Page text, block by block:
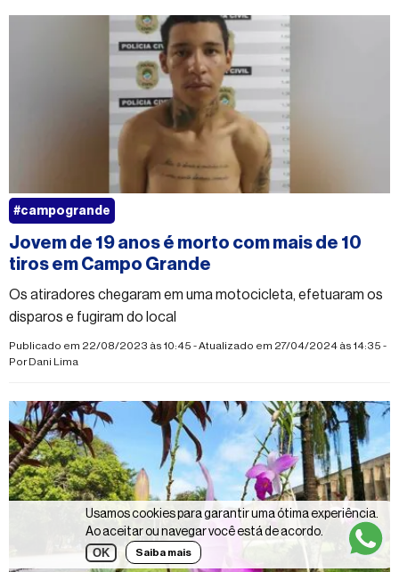
Jovem de 19 anos é morto com mais de 10
tiros em Campo Grande
Os atiradores chegaram em uma motocicleta, efetuaram os
disparos e fugiram do local
Publicado em 22/08/2023 às 10:45 - Atualizado em 27/04/2024 às 14:35 -
PorDani Lima
#campogrande
Usamos cookies para garantir uma ótima experiência.
Ao aceitar ou navegar você está de acordo.
OK Saiba mais